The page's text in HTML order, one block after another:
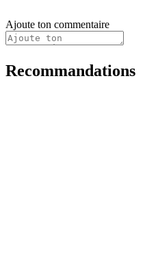
Ajoute ton commentaire
Recommandations